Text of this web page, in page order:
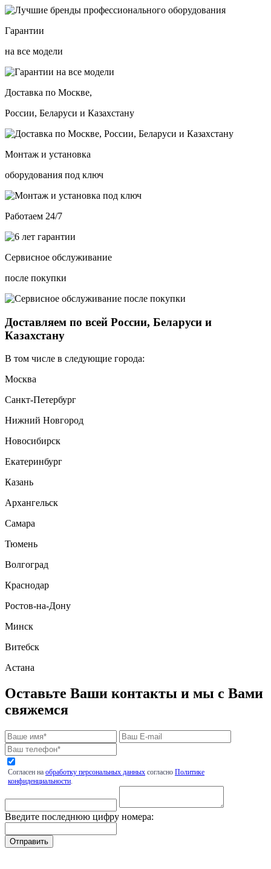
Гарантии
на все модели
Доставка по Москве,
России, Беларуси и Казахстану
Монтаж и установка
оборудования под ключ
Работаем 24/7
Сервисное обслуживание
после покупки
Доставляем по всей России, Беларуси и
Казахстану
В том числе в следующие города:
Москва
Санкт-Петербург
Нижний Новгород
Новосибирск
Екатеринбург
Казань
Архангельск
Самара
Тюмень
Волгоград
Краснодар
Ростов-на-Дону
Минск
Витебск
Астана
Оставьте Ваши контакты и мы с Вами
свяжемся
Согласен на обработку персональных данных согласно Политике
конфиденциальности.
Введите последнюю цифру номера: